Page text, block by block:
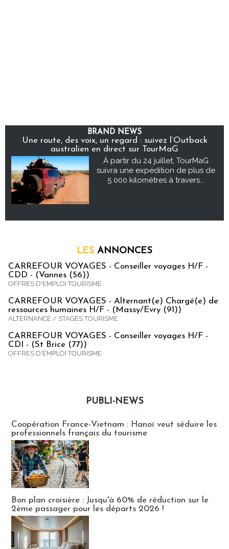
BRAND NEWS
Une route, des voix, un regard : suivez l’Outback
australien en direct sur TourMaG
À partir du 24 juillet, TourMaG
suivra une expédition de plus de
5 000 kilomètres à travers...
LES ANNONCES
CARREFOUR VOYAGES - Conseiller voyages H/F -
CDD - (Vannes (56))
OFFRES D'EMPLOI TOURISME
CARREFOUR VOYAGES - Alternant(e) Chargé(e) de
ressources humaines H/F - (Massy/Evry (91))
ALTERNANCE / STAGES TOURISME
CARREFOUR VOYAGES - Conseiller voyages H/F -
CDI - (St Brice (77))
OFFRES D'EMPLOI TOURISME
PUBLI-NEWS
Coopération France-Vietnam : Hanoï veut séduire les
professionnels français du tourisme
Bon plan croisière : Jusqu'à 60% de réduction sur le
2ème passager pour les départs 2026 !